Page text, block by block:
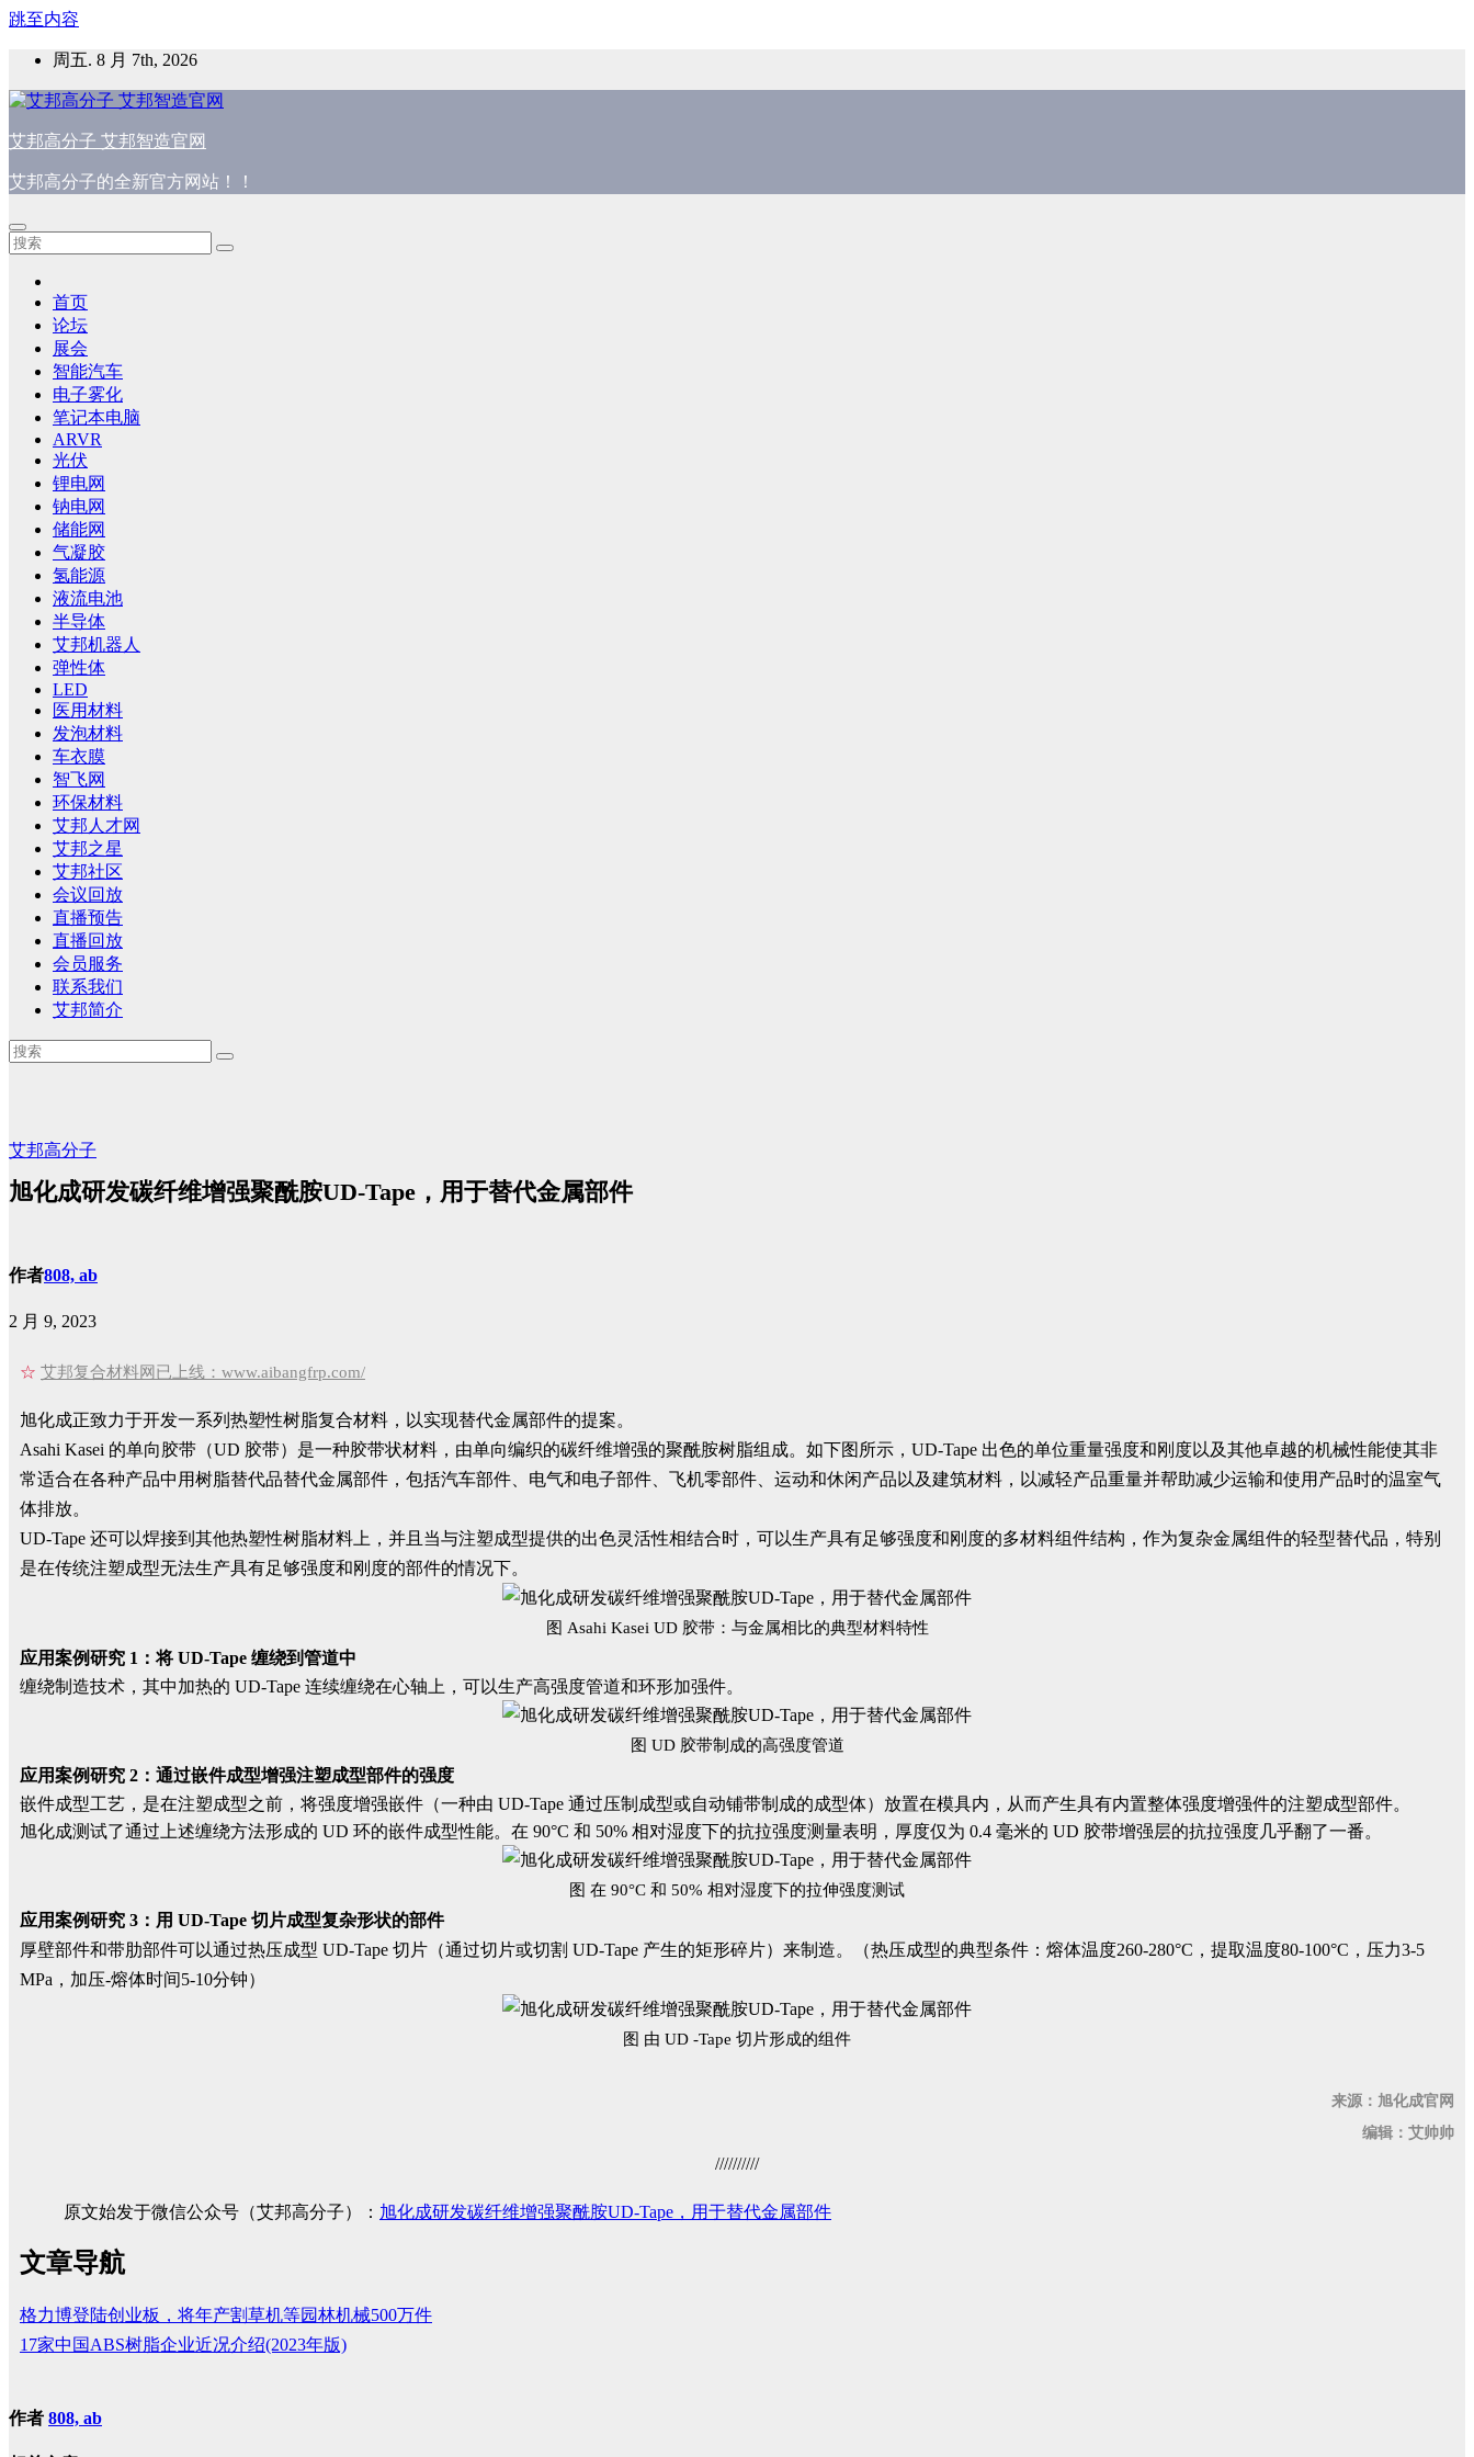
跳至内容
周五. 8 月 7th, 2026
艾邦高分子 艾邦智造官网
艾邦高分子的全新官方网站！！
首页
论坛
展会
智能汽车
电子雾化
笔记本电脑
ARVR
光伏
锂电网
钠电网
储能网
气凝胶
氢能源
液流电池
半导体
艾邦机器人
弹性体
LED
医用材料
发泡材料
车衣膜
智飞网
环保材料
艾邦人才网
艾邦之星
艾邦社区
会议回放
直播预告
直播回放
会员服务
联系我们
艾邦简介
艾邦高分子
旭化成研发碳纤维增强聚酰胺UD-Tape，用于替代金属部件
作者808, ab
2 月 9, 2023
☆ 艾邦复合材料网已上线：www.aibangfrp.com/
旭化成正致力于开发一系列热塑性树脂复合材料，以实现替代金属部件的提案。
Asahi Kasei 的单向胶带（UD 胶带）是一种胶带状材料，由单向编织的碳纤维增强的聚酰胺树脂组成。如下图所示，UD-Tape 出色的单位重量强度和刚度以及其他卓越的机械性能使其非
常适合在各种产品中用树脂替代品替代金属部件，包括汽车部件、电气和电子部件、飞机零部件、运动和休闲产品以及建筑材料，以减轻产品重量并帮助减少运输和使用产品时的温室气
体排放。
UD-Tape 还可以焊接到其他热塑性树脂材料上，并且当与注塑成型提供的出色灵活性相结合时，可以生产具有足够强度和刚度的多材料组件结构，作为复杂金属组件的轻型替代品，特别
是在传统注塑成型无法生产具有足够强度和刚度的部件的情况下。
图 Asahi Kasei UD 胶带：与金属相比的典型材料特性
应用案例研究 1：将 UD-Tape 缠绕到管道中
缠绕制造技术，其中加热的 UD-Tape 连续缠绕在心轴上，可以生产高强度管道和环形加强件。
图 UD 胶带制成的高强度管道
应用案例研究 2：通过嵌件成型增强注塑成型部件的强度
嵌件成型工艺，是在注塑成型之前，将强度增强嵌件（一种由 UD-Tape 通过压制成型或自动铺带制成的成型体）放置在模具内，从而产生具有内置整体强度增强件的注塑成型部件。
旭化成测试了通过上述缠绕方法形成的 UD 环的嵌件成型性能。在 90°C 和 50% 相对湿度下的抗拉强度测量表明，厚度仅为 0.4 毫米的 UD 胶带增强层的抗拉强度几乎翻了一番。
图 在 90°C 和 50% 相对湿度下的拉伸强度测试
应用案例研究 3：用 UD-Tape 切片成型复杂形状的部件
厚壁部件和带肋部件可以通过热压成型 UD-Tape 切片（通过切片或切割 UD-Tape 产生的矩形碎片）来制造。（热压成型的典型条件：熔体温度260-280°C，提取温度80-100°C，压力3-5
MPa，加压-熔体时间5-10分钟）
图 由 UD -Tape 切片形成的组件
来源： 旭化成官网
编辑：艾帅帅
//////////
原文始发于微信公众号（艾邦高分子）： 旭化成研发碳纤维增强聚酰胺UD-Tape，用于替代金属部件
文章导航
格力博登陆创业板，将年产割草机等园林机械500万件
17家中国ABS树脂企业近况介绍(2023年版)
作者 808, ab